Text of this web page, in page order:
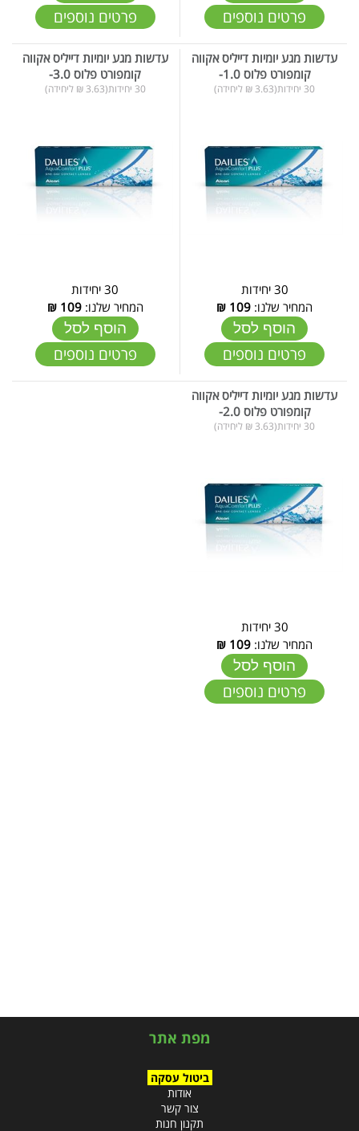
פרטים נוספים פרטים נוספים
עדשות מגע יומיות דייליס אקווה
קומפורט פלוס 1.0-
30 יחידות(3.63 ₪ ליחידה)
30 יחידות
המחיר שלנו: 109
₪
הוסף לסל
פרטים נוספים
עדשות מגע יומיות דייליס אקווה
קומפורט פלוס 3.0-
30 יחידות(3.63 ₪ ליחידה)
30 יחידות
המחיר שלנו:109
₪
הוסף לסל
פרטים נוספים
עדשות מגע יומיות דייליס אקווה
קומפורט פלוס 2.0-
30 יחידות(3.63 ₪ ליחידה)
30 יחידות
המחיר שלנו: 109
₪
הוסף לסל
פרטים נוספים
מפת אתר
ביטול עסקה
אודות
צור קשר
תקנון חנות